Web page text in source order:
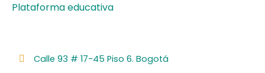
Plataforma educativa
Calle 93 # 17-45 Piso 6. Bogotá